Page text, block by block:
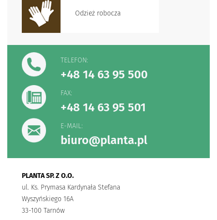
Odzież robocza
TELEFON:
+48 14 63 95 500
FAX:
+48 14 63 95 501
E-MAIL:
biuro@planta.pl
PLANTA SP. Z O.O.
ul. Ks. Prymasa Kardynała Stefana
Wyszyńskiego 16A
33-100 Tarnów